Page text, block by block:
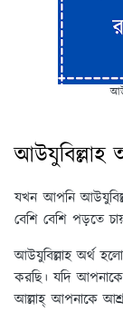
আউযুবিল্লাহ
যখন আপনি
বেশি বেশি পড়তে
আউযুবিল্লাহ অর্থ
করছি। যদি
আল্লাহ্‌ আপনাকে